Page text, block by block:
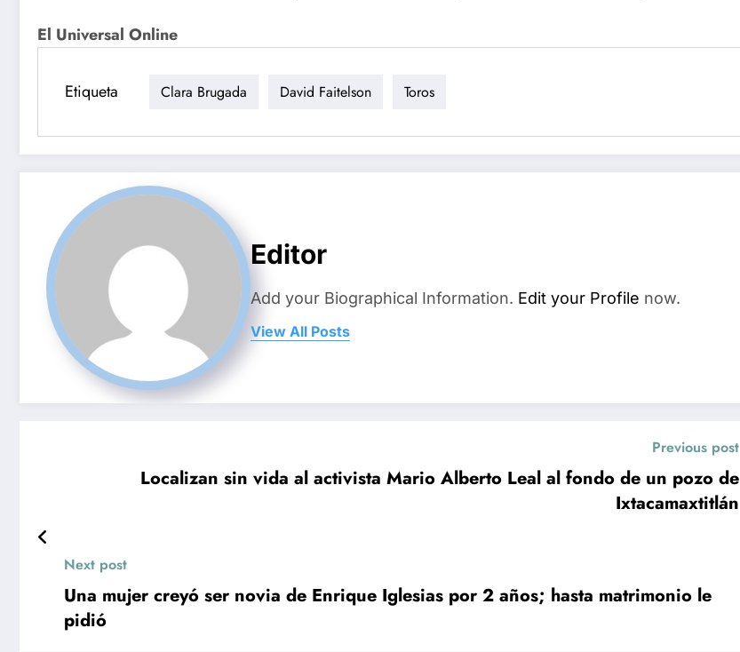
El Universal Online
Etiqueta Clara Brugada David Faitelson Toros
Editor
Add your Biographical Information. Edit your Profile now.
View All Posts
Previous post
Localizan sin vida al activista Mario Alberto Leal al fondo de un pozo de
Ixtacamaxtitlán
Next post
Una mujer creyó ser novia de Enrique Iglesias por 2 años; hasta matrimonio le
pidió